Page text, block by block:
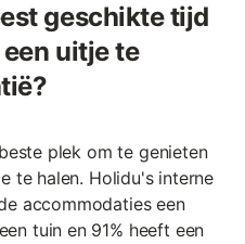
geschikte tijd
uitje te
plek om te genieten
te halen. Holidu's interne
accommodaties een
tuin en 91% heeft een